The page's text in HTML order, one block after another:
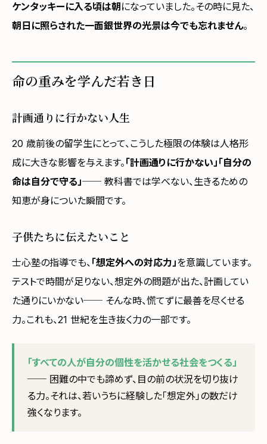
ケンタッキーに入る頃は朝になっていました。その時に見た、
朝日に照らされた一面銀世界の光景は今でも忘れません。
命の重みを学んだ若き日
計画通りに行かない人生
20 歳前後の留学生にとって、こうした極限の体験は人格形
成に大きな影響を与えます。 「計画通りに行かない」「自分の
命は自分で守る」── 教科書では学べない、生きるための
知恵が身についた瞬間です。
子供たちに伝えたいこと
士心塾の指導でも、 「想定外への対応力」を意識しています。
テストで時間が足りない、想定外の問題が出た、計画してい
た通りにいかない── そんな時、慌てずに最善を尽くせる
力。これも、21 世紀を生き抜く力の一部です。
「すべての人が自分の個性を活かせる社会をつくる」
── 困難の中でも諦めず、目の前の状況を切り抜け
る力。それは、若いうちに経験した「想定外」の数だけ
強くなります。